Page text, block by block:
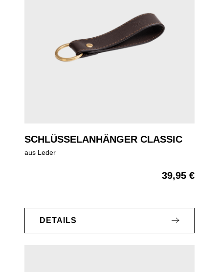
SCHLÜSSELANHÄNGER CLASSIC
aus Leder
39,95 €
DETAILS